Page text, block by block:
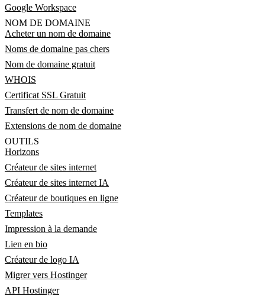
Google Workspace
NOM DE DOMAINE
Acheter un nom de domaine
Noms de domaine pas chers
Nom de domaine gratuit
WHOIS
Certificat SSL Gratuit
Transfert de nom de domaine
Extensions de nom de domaine
OUTILS
Horizons
Créateur de sites internet
Créateur de sites internet IA
Créateur de boutiques en ligne
Templates
Impression à la demande
Lien en bio
Créateur de logo IA
Migrer vers Hostinger
API Hostinger